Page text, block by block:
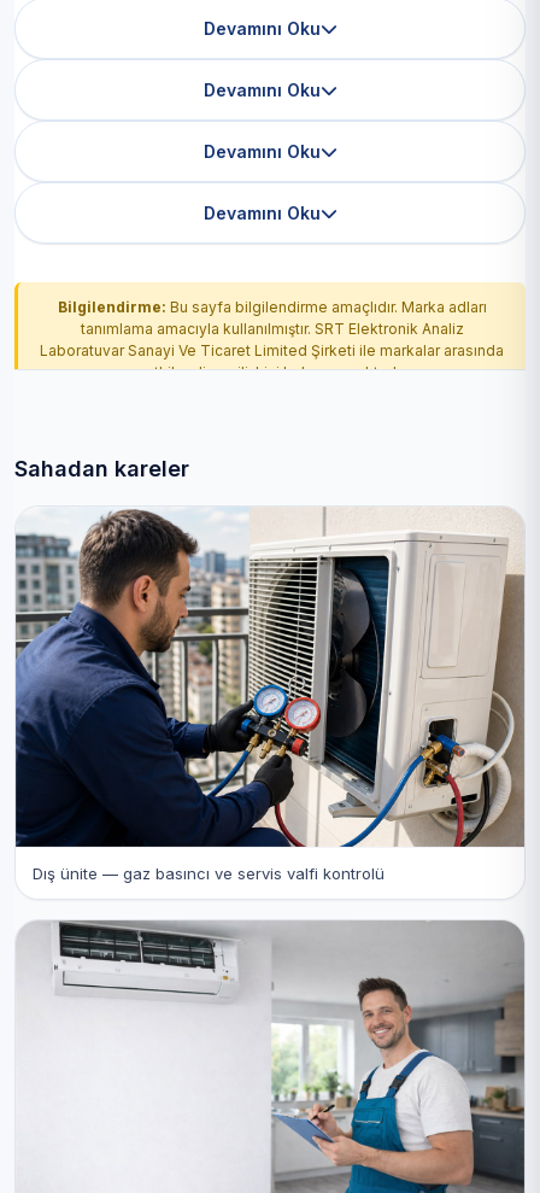
Devamını Oku
Devamını Oku
Devamını Oku
Devamını Oku
Bilgilendirme: Bu sayfa bilgilendirme amaçlıdır. Marka adları
tanımlama amacıyla kullanılmıştır. SRT Elektronik Analiz
Laboratuvar Sanayi Ve Ticaret Limited Şirketi ile markalar arasında
yetkilendirme ilişkisi bulunmamaktadır.
Sahadan kareler
Dış ünite — gaz basıncı ve servis valfi kontrolü